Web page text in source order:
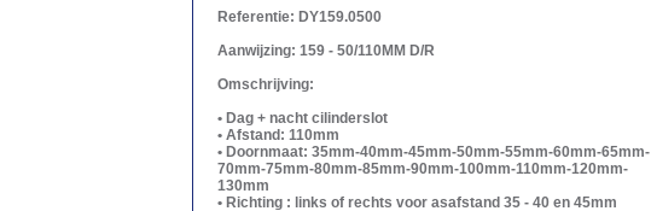
Referentie: DY159.0500
Aanwijzing: 159 - 50/110MM D/R
Omschrijving:
• Dag + nacht cilinderslot
• Afstand: 110mm
• Doornmaat: 35mm-40mm-45mm-50mm-55mm-60mm-65mm-
70mm-75mm-80mm-85mm-90mm-100mm-110mm-120mm-
130mm
• Richting : links of rechts voor asafstand 35 - 40 en 45mm